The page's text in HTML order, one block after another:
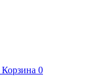
Корзина 0